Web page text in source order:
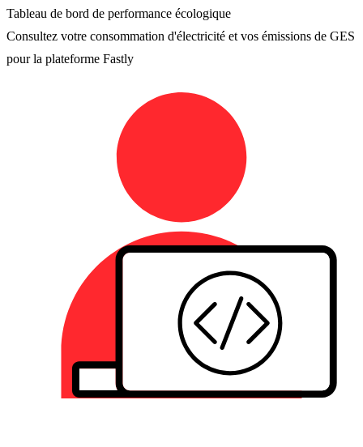
Tableau de bord de performance écologique
Consultez votre consommation d'électricité et vos émissions de GES
pour la plateforme Fastly